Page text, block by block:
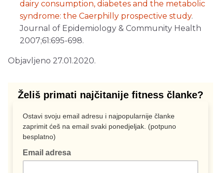
dairy consumption, diabetes and the metabolic
syndrome: the Caerphilly prospective study.
Journal of Epidemiology & Community Health
2007;61:695-698.
Objavljeno 27.01.2020.